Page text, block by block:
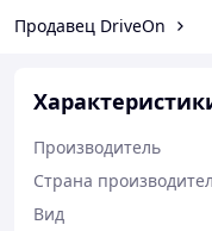
Продавец DriveOn
Производитель
Страна
Вид